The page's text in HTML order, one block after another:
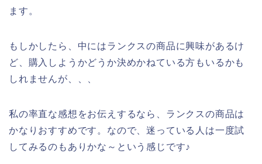
ます。
もしかしたら、中にはランクスの商品に興味があるけ
ど、購入しようかどうか決めかねている方もいるかも
しれませんが、、、
私の率直な感想をお伝えするなら、ランクスの商品は
かなりおすすめです。なので、迷っている人は一度試
してみるのもありかな～という感じです♪